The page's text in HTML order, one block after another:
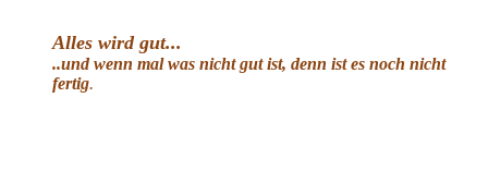
Alles wird gut...
..und wenn mal was nicht gut ist, denn ist es noch nicht
fertig.